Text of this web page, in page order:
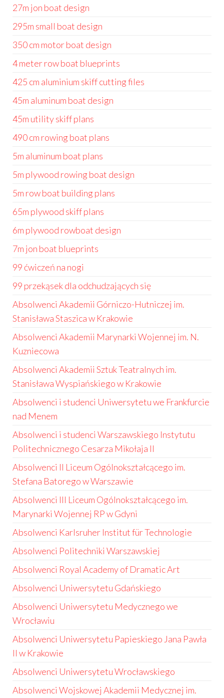
27m jon boat design
295m small boat design
350 cm motor boat design
4 meter row boat blueprints
425 cm aluminium skiff cutting files
45m aluminum boat design
45m utility skiff plans
490 cm rowing boat plans
5m aluminum boat plans
5m plywood rowing boat design
5m row boat building plans
65m plywood skiff plans
6m plywood rowboat design
7m jon boat blueprints
99 ćwiczeń na nogi
99 przekąsek dla odchudzających się
Absolwenci Akademii Górniczo-Hutniczej im.
Stanisława Staszica w Krakowie
Absolwenci Akademii Marynarki Wojennej im. N.
Kuzniecowa
Absolwenci Akademii Sztuk Teatralnych im.
Stanisława Wyspiańskiego w Krakowie
Absolwenci i studenci Uniwersytetu we Frankfurcie
nad Menem
Absolwenci i studenci Warszawskiego Instytutu
Politechnicznego Cesarza Mikołaja II
Absolwenci II Liceum Ogólnokształcącego im.
Stefana Batorego w Warszawie
Absolwenci III Liceum Ogólnokształcącego im.
Marynarki Wojennej RP w Gdyni
Absolwenci Karlsruher Institut für Technologie
Absolwenci Politechniki Warszawskiej
Absolwenci Royal Academy of Dramatic Art
Absolwenci Uniwersytetu Gdańskiego
Absolwenci Uniwersytetu Medycznego we
Wrocławiu
Absolwenci Uniwersytetu Papieskiego Jana Pawła
II w Krakowie
Absolwenci Uniwersytetu Wrocławskiego
Absolwenci Wojskowej Akademii Medycznej im.